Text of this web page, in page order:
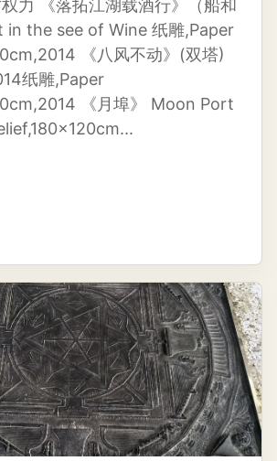
力 《落拓江湖载酒行》（船和
in the see of Wine 纸雕,Paper
《八风不动》(双塔)
纸雕,Paper
《月埠》 Moon Port